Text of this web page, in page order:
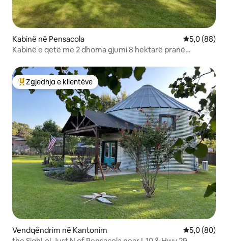
Kabinë në Pensacola Vlerësimi
5,0 (88)
Kabinë e qetë me 2 dhoma gjumi 8 hektarë pranë
Më të mirat e zgjedhjeve të klientëve
Zgjedhja e klientëve
Vendqëndrim në Kantonim Vlerësimi
5,0 (80)